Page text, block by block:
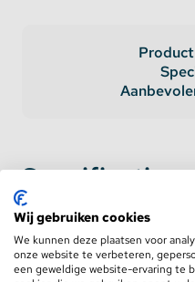
Specificaties
AC Input
DC Output Voltage
Wij gebruiken cookies
We kunnen deze plaatsen voor
onze website te verbeteren,
een geweldige website-ervaring te